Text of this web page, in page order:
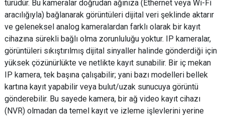
türüdür. Bu kameralar doğrudan ağınıza (Ethernet veya Wi-Fi
aracılığıyla) bağlanarak görüntüleri dijital veri şeklinde aktarır
ve geleneksel analog kameralardan farklı olarak bir kayıt
cihazına sürekli bağlı olma zorunluluğu yoktur. IP kameralar,
görüntüleri sıkıştırılmış dijital sinyaller halinde gönderdiği için
yüksek çözünürlükte ve netlikte kayıt sunabilir. Bir iç mekan
IP kamera, tek başına çalışabilir; yani bazı modelleri bellek
kartına kayıt yapabilir veya bulut/uzak sunucuya görüntü
gönderebilir. Bu sayede kamera, bir ağ video kayıt cihazı
(NVR) olmadan da temel kayıt ve izleme işlevlerini yerine